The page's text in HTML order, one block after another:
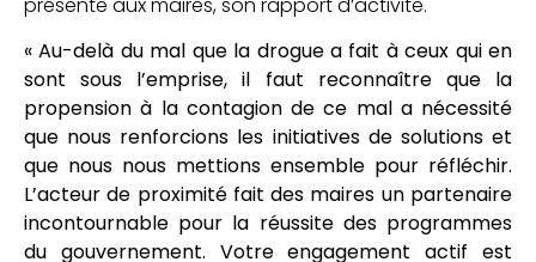
« Au-delà du mal que la drogue a fait à ceux qui en
sont sous l’emprise, il faut reconnaître que la
propension à la contagion de ce mal a nécessité
que nous renforcions les initiatives de solutions et
que nous nous mettions ensemble pour réfléchir.
L’acteur de proximité fait des maires un partenaire
incontournable pour la réussite des programmes
du gouvernement. Votre engagement actif est